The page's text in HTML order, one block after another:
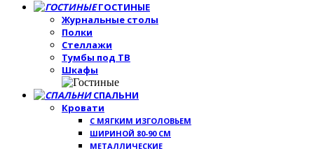
ГОСТИНЫЕ
Журнальные столы
Полки
Стеллажи
Тумбы под ТВ
Шкафы
СПАЛЬНИ
Кровати
С МЯГКИМ ИЗГОЛОВЬЕМ
ШИРИНОЙ 80-90 СМ
МЕТАЛЛИЧЕСКИЕ